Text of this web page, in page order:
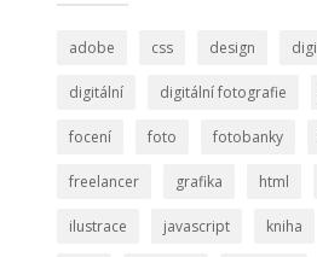
adobe css design digi
digitální digitální fotografie
focení foto fotobanky
freelancer grafika html
ilustrace javascript kniha